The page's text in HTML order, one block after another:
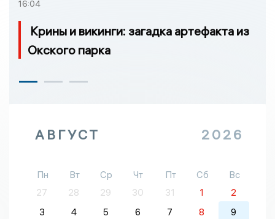
16:04
Крины и викинги: загадка артефакта из
Окского парка
АВГУСТ 2026
Пн Вт Ср Чт Пт Сб
Вс
27
28 29 30 31 1
2
3
4 5 6 7 8
9